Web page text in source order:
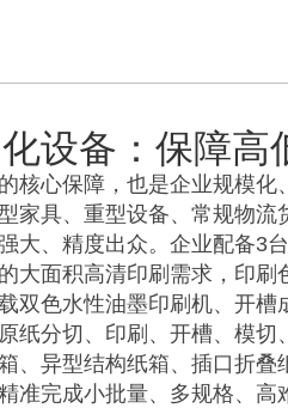
设备：保障高
核心保障，也是企业规模
家具、重型设备、常规物
大、精度出众。企业配备3
大面积高清印刷需求，印
双色水性油墨印刷机、开
纸分切、印刷、开槽、模
、异型结构纸箱、插口折
准完成小批量、多规格、